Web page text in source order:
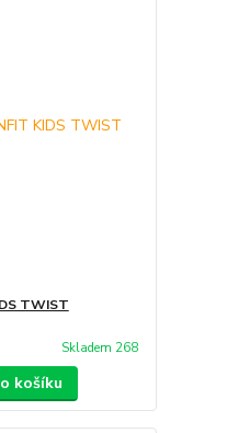
TWIST
Skladem 268
košíku